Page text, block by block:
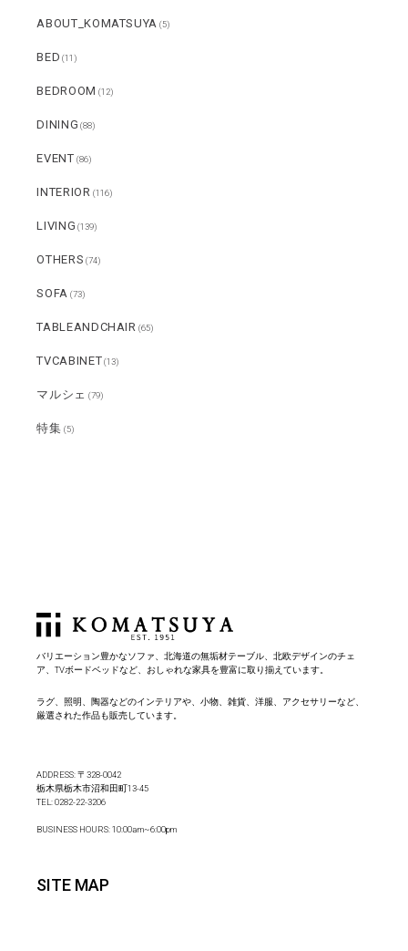
ジ
送
り
ABOUT_KOMATSUYA (5)
BED (11)
BEDROOM (12)
DINING (88)
EVENT (86)
INTERIOR (116)
LIVING (139)
OTHERS (74)
SOFA (73)
TABLEANDCHAIR (65)
TVCABINET(13)
マルシェ (79)
特集 (5)
バリエーション豊かなソファ、北海道の無垢材テーブル、北欧デザインのチェ
ア、TVボードベッドなど、おしゃれな家具を豊富に取り揃えています。
ラグ、照明、陶器などのインテリアや、小物、雑貨、洋服、アクセサリーなど、
厳選された作品も販売しています。
ADDRESS: 〒328-0042
栃木県栃木市沼和田町13-45
TEL:0282-22-3206
BUSINESS HOURS: 10:00am~6:00pm
SITE MAP